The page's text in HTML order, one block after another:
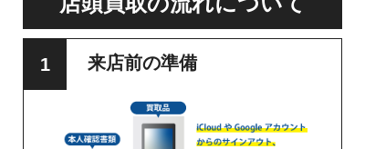
来店前の準備